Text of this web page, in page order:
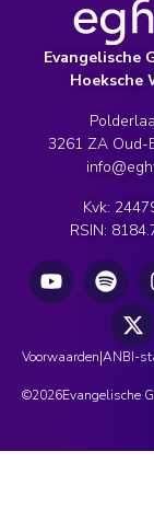
Evangelische
Hoeksche
3261 ZA Oud-
Kvk:
RSIN:
Voorwaarden|ANBI-
©2026Evangelische